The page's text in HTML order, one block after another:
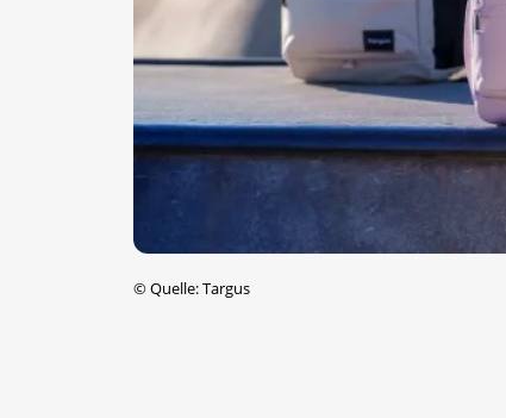
©Quelle: Targus